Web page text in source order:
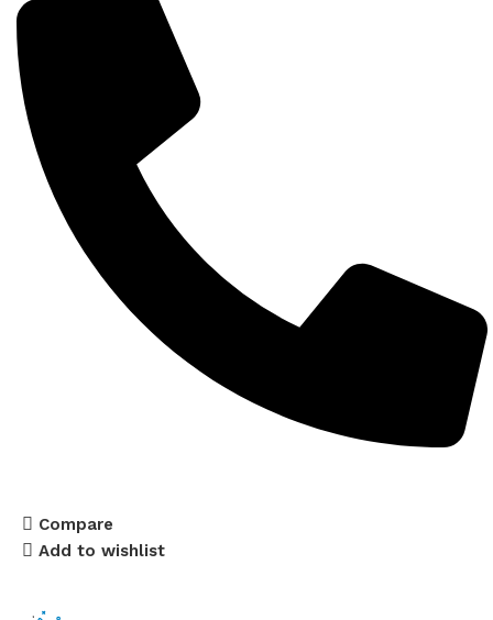
Compare
Add to wishlist